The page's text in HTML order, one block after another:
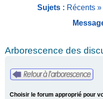
Sujets : Récents »
Arborescence des
Choisir le forum approprié pour